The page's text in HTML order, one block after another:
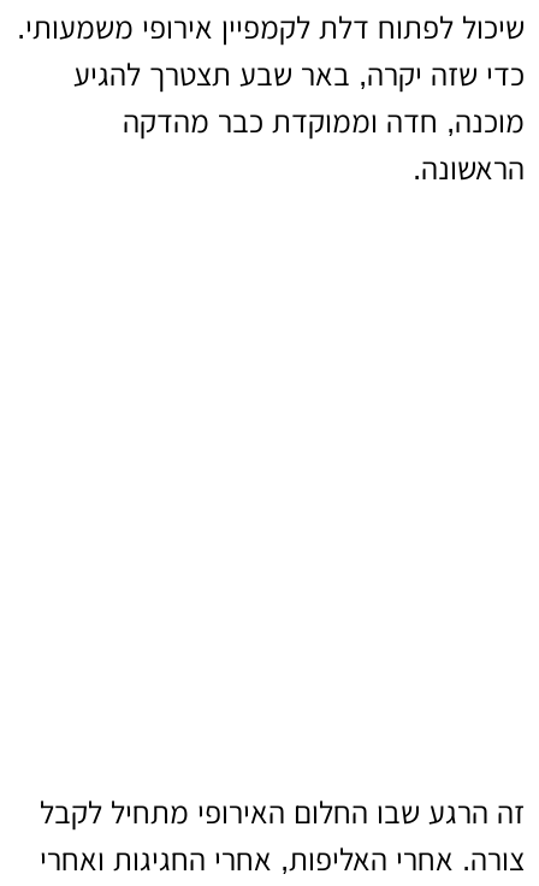
שיכול לפתוח דלת לקמפיין אירופי משמעותי.
כדי שזה יקרה, באר שבע תצטרך להגיע
מוכנה, חדה וממוקדת כבר מהדקה
הראשונה.
זה הרגע שבו החלום האירופי מתחיל לקבל
צורה. אחרי האליפות, אחרי החגיגות ואחרי